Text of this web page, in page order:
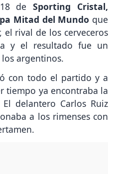
18 deSporting Cristal,
Mitad del Mundo que
el rival de los cerveceros
y el resultado fue un
argentinos.
con todo el partido y a
tiempo ya encontraba la
delantero Carlos Ruiz
a los rimenses con